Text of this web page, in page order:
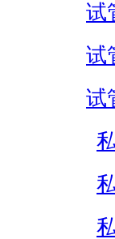
试
试
试